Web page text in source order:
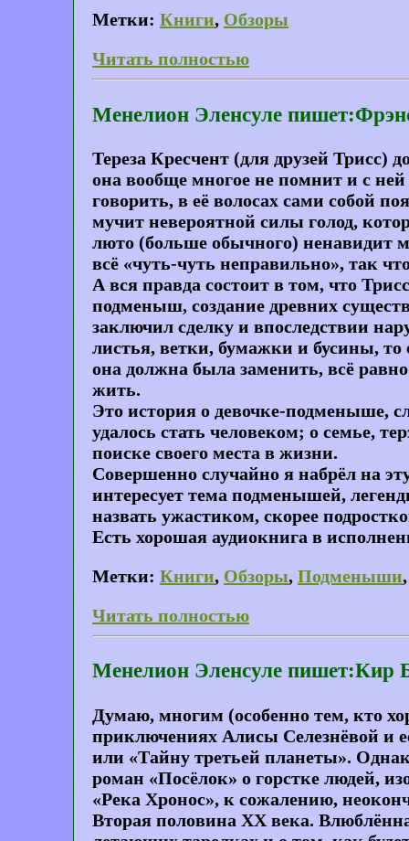
Метки: Книги, Обзоры
Читать полностью
Менелион Эленсуле
Тереза Кресчент (для друзей Трисс)
она вообще многое не помнит и с
говорить, в её волосах сами собой
мучит невероятной силы голод,
люто (больше обычного) ненавидит
всё «чуть-чуть неправильно», так
А вся правда состоит в том, что
подменыш, создание древних
заключил сделку и впоследствии
листья, ветки, бумажки и бусины, то
она должна была заменить, всё
жить.
Это история о девочке-подменыше,
удалось стать человеком; о семье,
поиске своего места в жизни.
Совершенно случайно я набрёл на
интересует тема подменышей,
назвать ужастиком, скорее
Есть хорошая аудиокнига в
Метки: Книги, Обзоры, Подменыши
Читать полностью
Менелион Эленсуле пишет:Кир
Думаю, многим (особенно тем, кто
приключениях Алисы Селезнёвой и
или «Тайну третьей планеты».
роман «Посёлок» о горстке людей,
«Река Хронос», к сожалению,
Вторая половина XX века.